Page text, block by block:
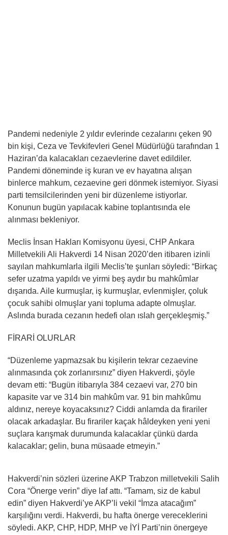
Pandemi nedeniyle 2 yıldır evlerinde cezalarını çeken 90
bin kişi, Ceza ve Tevkifevleri Genel Müdürlüğü tarafından 1
Haziran’da kalacakları cezaevlerine davet edildiler.
Pandemi döneminde iş kuran ve ev hayatına alışan
binlerce mahkum, cezaevine geri dönmek istemiyor. Siyasi
parti temsilcilerinden yeni bir düzenleme istiyorlar.
Konunun bugün yapılacak kabine toplantısında ele
alınması bekleniyor.
Meclis İnsan Hakları Komisyonu üyesi, CHP Ankara
Milletvekili Ali Hakverdi 14 Nisan 2020’den itibaren izinli
sayılan mahkumlarla ilgili Meclis’te şunları söyledi: “Birkaç
sefer uzatma yapıldı ve yirmi beş aydır bu mahkûmlar
dışarıda. Aile kurmuşlar, iş kurmuşlar, evlenmişler, çoluk
çocuk sahibi olmuşlar yani topluma adapte olmuşlar.
Aslında burada cezanın hedefi olan ıslah gerçekleşmiş.”
FİRARİ OLURLAR
“Düzenleme yapmazsak bu kişilerin tekrar cezaevine
alınmasında çok zorlanırsınız” diyen Hakverdi, şöyle
devam etti: “Bugün itibarıyla 384 cezaevi var, 270 bin
kapasite var ve 314 bin mahkûm var. 91 bin mahkûmu
aldınız, nereye koyacaksınız? Ciddi anlamda da firariler
olacak arkadaşlar. Bu firariler kaçak hâldeyken yeni yeni
suçlara karışmak durumunda kalacaklar çünkü darda
kalacaklar; gelin, buna müsaade etmeyin.”
Hakverdi’nin sözleri üzerine AKP Trabzon milletvekili Salih
Cora “Önerge verin” diye laf attı. “Tamam, siz de kabul
edin” diyen Hakverdi’ye AKP’li vekil “İmza atacağım”
karşılığını verdi. Hakverdi, bu hafta önerge vereceklerini
söyledi. AKP, CHP, HDP, MHP ve İYİ Parti’nin önergeye